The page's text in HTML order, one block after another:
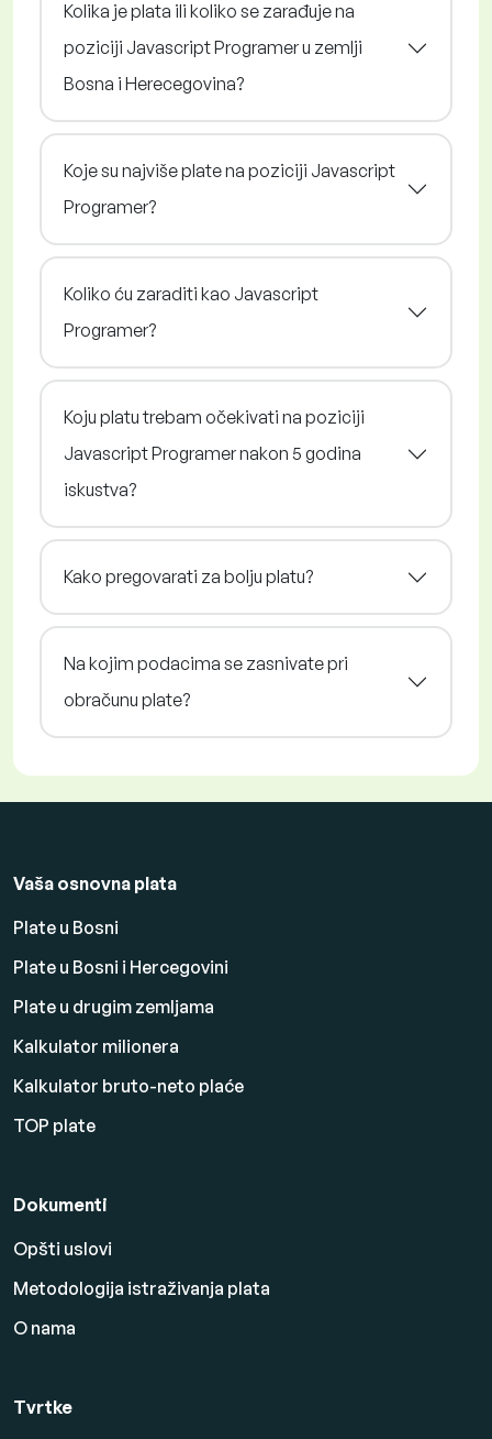
Kolika je plata ili koliko se zarađuje na
poziciji Javascript Programer u zemlji
Bosna i Herecegovina?
Koje su najviše plate na poziciji Javascript
Programer?
Koliko ću zaraditi kao Javascript
Programer?
Koju platu trebam očekivati na poziciji
Javascript Programer nakon 5 godina
iskustva?
Kako pregovarati za bolju platu?
Na kojim podacima se zasnivate pri
obračunu plate?
Vaša osnovna plata
Plate u Bosni
Plate u Bosni i Hercegovini
Plate u drugim zemljama
Kalkulator milionera
Kalkulator bruto-neto plaće
TOP plate
Dokumenti
Opšti uslovi
Metodologija istraživanja plata
O nama
Tvrtke